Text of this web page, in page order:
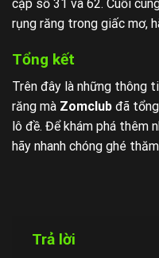
cặp số 31 và 62. Cuối
rụng răng trong giấc mơ,
Tổng kết
Trên đây là những thông
răng mà Zomclub đã
lô đề. Để khám phá thêm
hãy nhanh chóng ghé
Trả lời